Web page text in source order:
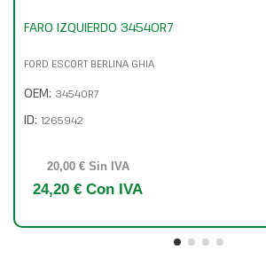
FARO IZQUIERDO 34540R7
FORD ESCORT BERLINA GHIA
OEM: 34540R7
ID: 1265942
20,00 € Sin IVA
24,20 € Con IVA